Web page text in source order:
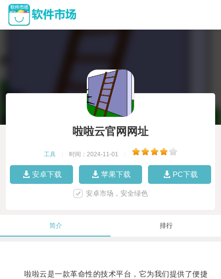
啦啦云官网网址
工具 时间：2024-11-01
安卓下载 苹果下载 PC下载
安卓市场，安全绿色
简介 排行
啦啦云是一款革命性的技术平台，它为我们提供了便捷